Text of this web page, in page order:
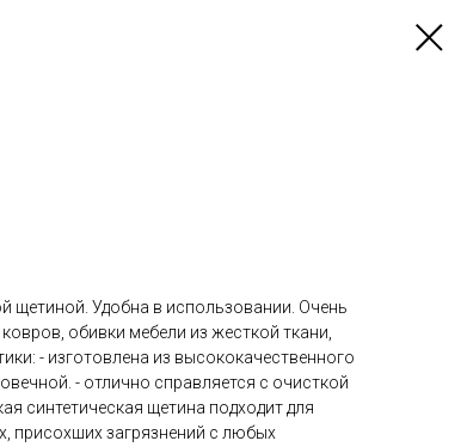
щетиной. Удобна в использовании. Очень
обивки мебели из жесткой ткани,
- изготовлена из высококачественного
- отлично справляется с очисткой
синтетическая щетина подходит для
присохших загрязнений с любых